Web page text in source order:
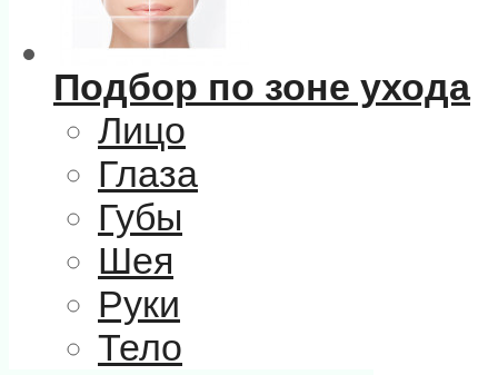
Подбор по зоне ухода
Лицо
Глаза
Губы
Шея
Руки
Тело